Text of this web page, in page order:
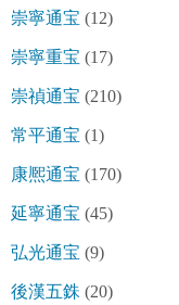
崇寧通宝 (12)
崇寧重宝 (17)
崇禎通宝 (210)
常平通宝 (1)
康熈通宝 (170)
延寧通宝 (45)
弘光通宝 (9)
後漢五銖 (20)